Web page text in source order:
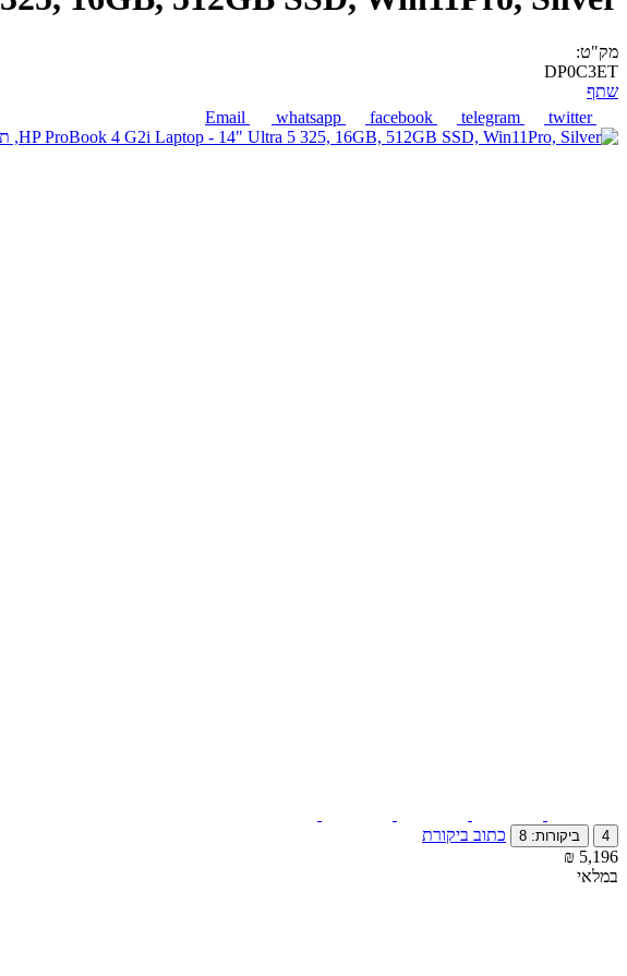
מק"ט:
DP0C3ET
שתף
Email
whatsapp facebook telegram twitter
4 ביקורות: 8
כתוב ביקורת
₪ 5,196
במלאי